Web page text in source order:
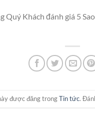
Quý Khách đánh giá 5
được đăng trongTin tức.